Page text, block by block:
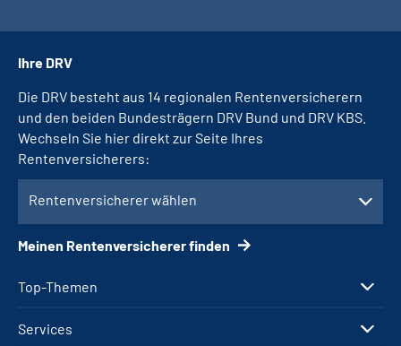
Top-Themen
Services
Ihre DRV
Die DRV besteht aus 14 regionalen Rentenversicherern
und den beiden Bundesträgern DRV Bund und DRV KBS.
Wechseln Sie hier direkt zur Seite Ihres
Rentenversicherers:
Rentenversicherer wählen
Meinen Rentenversicherer finden